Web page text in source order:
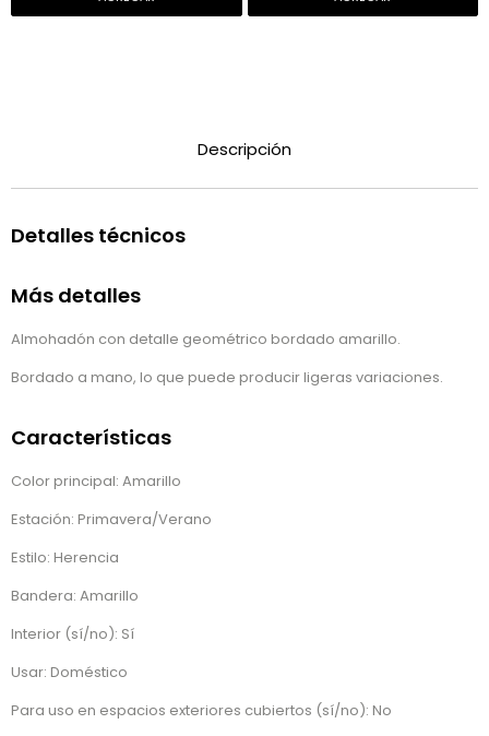
Descripción
Detalles técnicos
Más detalles
Almohadón con detalle geométrico bordado amarillo.
Bordado a mano, lo que puede producir ligeras variaciones.
Características
Color principal: Amarillo
Estación: Primavera/Verano
Estilo: Herencia
Bandera: Amarillo
Interior (sí/no): Sí
Usar: Doméstico
Para uso en espacios exteriores cubiertos (sí/no): No